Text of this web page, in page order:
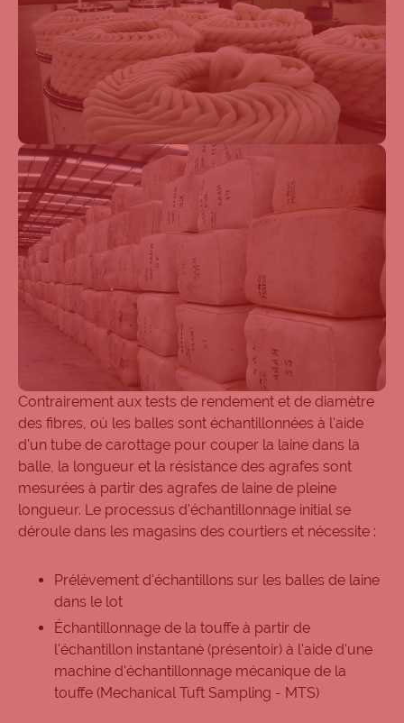
Contrairement aux tests de rendement et de diamètre
des fibres, où les balles sont échantillonnées à l'aide
d'un tube de carottage pour couper la laine dans la
balle, la longueur et la résistance des agrafes sont
mesurées à partir des agrafes de laine de pleine
longueur. Le processus d'échantillonnage initial se
déroule dans les magasins des courtiers et nécessite :
Prélèvement d'échantillons sur les balles de laine
dans le lot
Échantillonnage de la touffe à partir de
l'échantillon instantané (présentoir) à l'aide d'une
machine d'échantillonnage mécanique de la
touffe (Mechanical Tuft Sampling - MTS)